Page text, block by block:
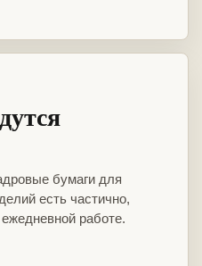
бумаги для
есть частично,
работе.